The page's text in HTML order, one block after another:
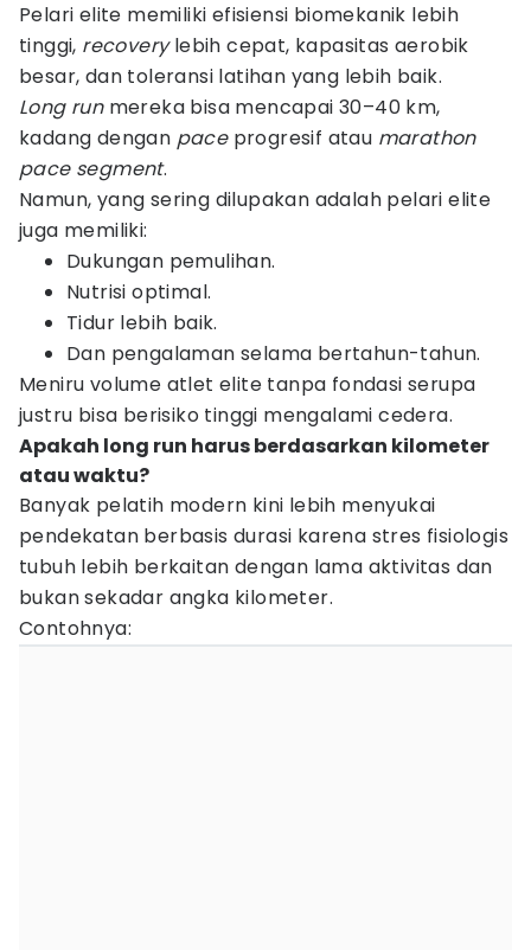
Pelari elite memiliki efisiensi biomekanik lebih
tinggi, recoverylebih cepat, kapasitas aerobik
besar, dan toleransi latihan yang lebih baik.
Long runmereka bisa mencapai 30–40 km,
kadang dengan paceprogresif atau marathon
pace segment.
Namun, yang sering dilupakan adalah pelari elite
juga memiliki:
Dukungan pemulihan.
Nutrisi optimal.
Tidur lebih baik.
Dan pengalaman selama bertahun-tahun.
Meniru volume atlet elite tanpa fondasi serupa
justru bisa berisiko tinggi mengalami cedera.
Apakah long run harus berdasarkan kilometer
atau waktu?
Banyak pelatih modern kini lebih menyukai
pendekatan berbasis durasi karena stres fisiologis
tubuh lebih berkaitan dengan lama aktivitas dan
bukan sekadar angka kilometer.
Contohnya: